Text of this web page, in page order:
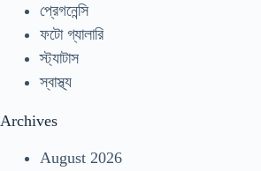
প্রেগনেন্সি
ফটো গ্যালারি
স্ট্যাটাস
স্বাস্থ্য
Archives
August 2026